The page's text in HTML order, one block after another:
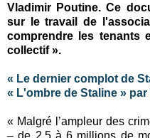
Vladimir Poutine. Ce
sur le travail de
comprendre les tenants
collectif ».
« Le dernier complot de
« L'ombre de Staline »
« Malgré l’ampleur des
– de 2,5 à 6 millions de